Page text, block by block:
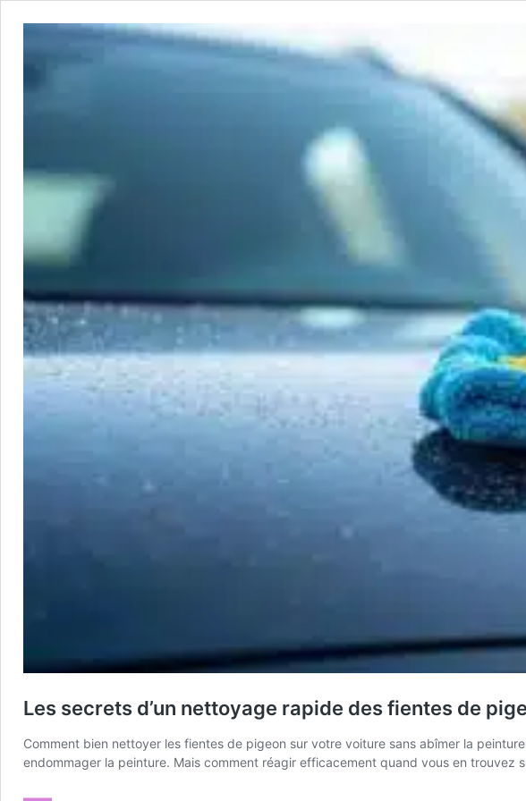
Les secrets d’un nettoyage rapide des fientes de
Comment bien nettoyer les fientes de pigeon sur votre voiture sans abîmer la
endommager la peinture. Mais comment réagir efficacement quand vous en trouvez